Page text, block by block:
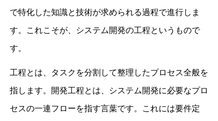
で特化した知識と技術が求められる過程で進行しま
す。これこそが、システム開発の工程というもので
す。
工程とは、タスクを分割して整理したプロセス全般を
指します。開発工程とは、システム開発に必要なプロ
セスの一連フローを指す言葉です。これには要件定